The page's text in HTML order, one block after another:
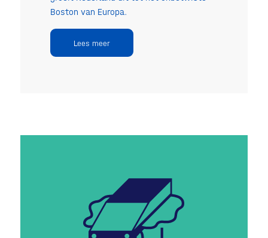
Boston van Europa.
Lees meer